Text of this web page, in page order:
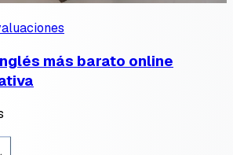
más barato online